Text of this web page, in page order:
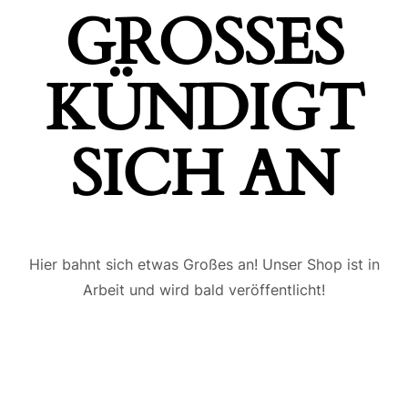
GROSSES K
ÜNDIGT S
ICH AN
Hier bahnt sich etwas Großes an! Unser Shop ist in
Arbeit und wird bald veröffentlicht!